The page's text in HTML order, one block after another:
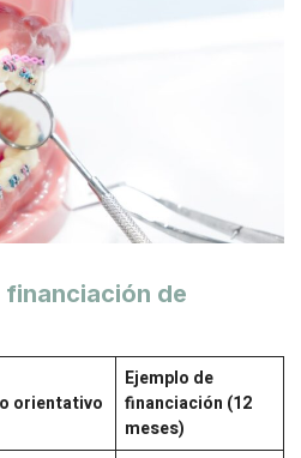
financiación de
orientativo
Ejemplo de
financiación (12
meses)